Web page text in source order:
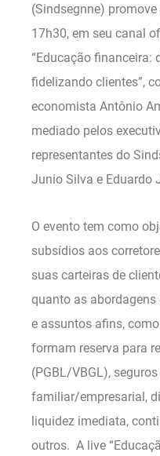
(Sindsegnne)
17h30, em seu canal
“Educação financeira:
fidelizando clientes”,
economista Antônio
mediado pelos
representantes do
Junio Silva e Eduardo
O evento tem como
subsídios aos
suas carteiras de
quanto as
e assuntos afins,
formam reserva para
(PGBL/VBGL),
familiar/empresarial,
liquidez imediata,
outros. A live